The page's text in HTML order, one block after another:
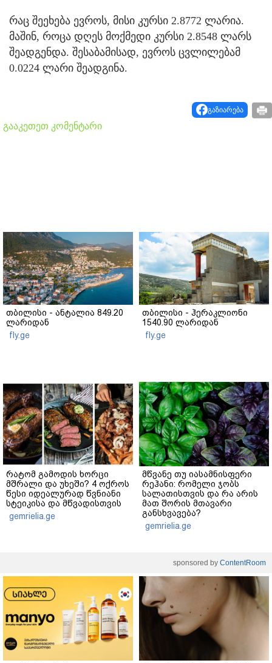
რაც შეეხება ევროს, მისი კურსი 2.8772 ლარია.
მაშინ, როცა დღეს მოქმედი კურსი 2.8548 ლარს
შეადგენდა. შესაბამისად, ევროს ცვლილებამ
0.0224 ლარი შეადგინა.
გაზიარება
გააკეთეთ კომენტარი
თბილისი - ანტალია 849.20
ლარიდან
fly.ge
თბილისი - ჰერაკლიონი
1540.90 ლარიდან
fly.ge
რატომ გამოდის ხორცი
მშრალი და უხეში? 4 ოქროს
წესი იდეალურად წვნიანი
სტეიკისა და მწვადისთვის
gemrielia.ge
მწვანე თუ იასამნისფერი
რეჰანი: რომელი ჯობს
სალათისთვის და რა არის
მათ შორის მთავარი
განსხვავება?
gemrielia.ge
sponsored by ContentRoom